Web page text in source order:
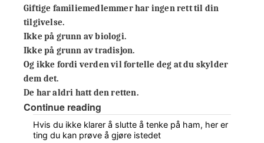
Giftige familiemedlemmer har ingen rett til din
tilgivelse.
Ikke på grunn av biologi.
Ikke på grunn av tradisjon.
Og ikke fordi verden vil fortelle deg at du skylder
dem det.
De har aldri hatt den retten.
Continue reading
Hvis du ikke klarer å slutte å tenke på ham, her er
ting du kan prøve å gjøre istedet